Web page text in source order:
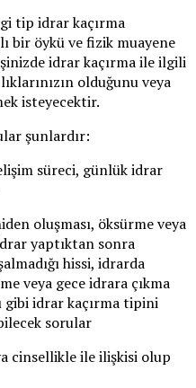
tip idrar kaçırma
bir öykü ve fizik muayene
idrar kaçırma ile ilgili
olduğunu veya
isteyecektir.
şunlardır:
süreci, günlük idrar
oluşması, öksürme veya
yaptıktan sonra
hissi, idrarda
veya gece idrara çıkma
gibi idrar kaçırma tipini
sorular
cinsellikle ile ilişkisi olup